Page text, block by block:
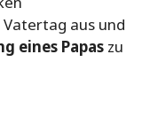
aus und
eines Papas zu